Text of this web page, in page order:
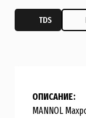
TDS
ОПИСАНИЕ:
MANNOL